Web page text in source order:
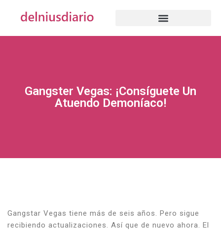
Gangster Vegas: ¡consíguete Un
Atuendo Demoníaco!
Gangstar Vegas tiene más de seis años. Pero sigue
recibiendo actualizaciones. Así que de nuevo ahora. El